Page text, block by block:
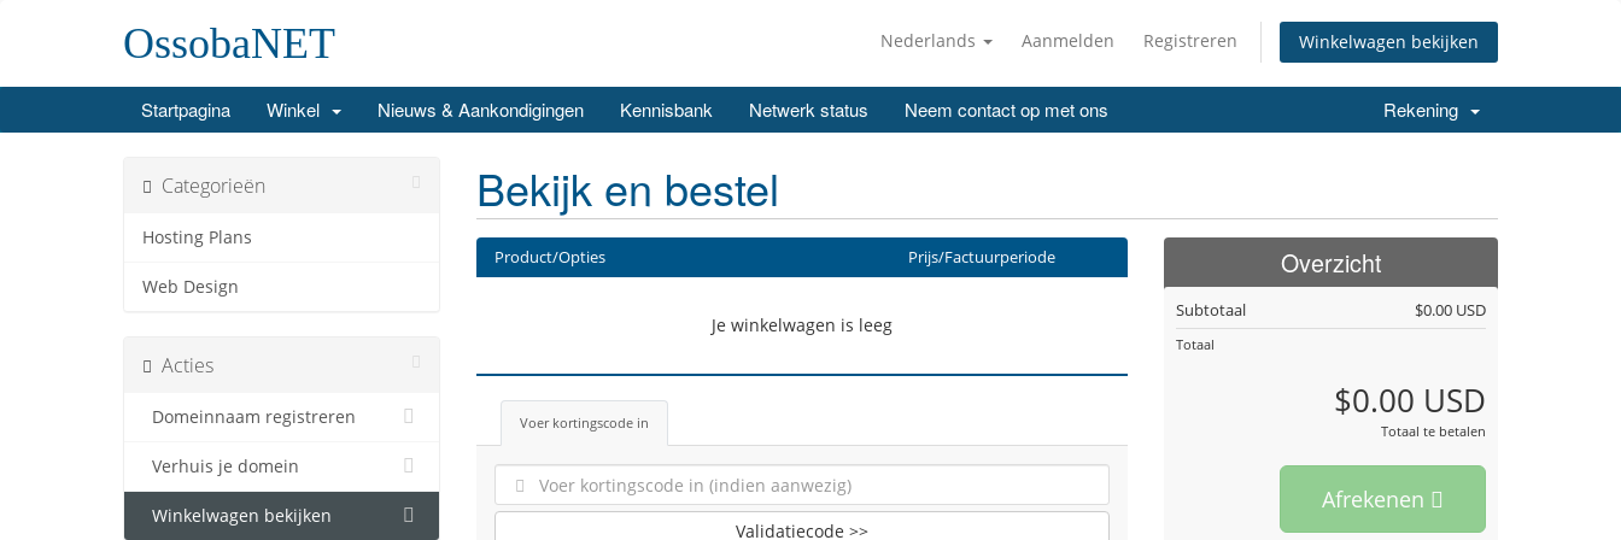
Nederlands Aanmelden Registreren Winkelwagen bekijken
OssobaNET
Startpagina Winkel Nieuws & Aankondigingen Kennisbank Netwerk status Neem contact op met ons Rekening
Categorieën
Hosting Plans
Web Design
Acties
Domeinnaam registreren
Verhuis je domein
Winkelwagen bekijken
Bekijk en bestel
Product/Opties Prijs/Factuurperiode
Je winkelwagen is leeg
Voer kortingscode in
Validatiecode >>
Overzicht
Subtotaal $0.00 USD
Totaal
$0.00 USD
Totaal te betalen
Afrekenen